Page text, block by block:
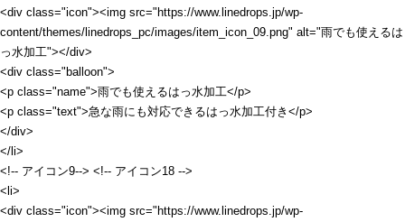
<div class="icon"><img src="https://www.linedrops.jp/wp-
content/themes/linedrops_pc/images/item_icon_09.png" alt="雨でも使えるは
っ水加工"></div>
<div class="balloon">
<p class="name">雨でも使えるはっ水加工</p>
<p class="text">急な雨にも対応できるはっ水加工付き</p>
</div>
</li>
<!-- アイコン9--> <!-- アイコン18 -->
<li>
<div class="icon"><img src="https://www.linedrops.jp/wp-